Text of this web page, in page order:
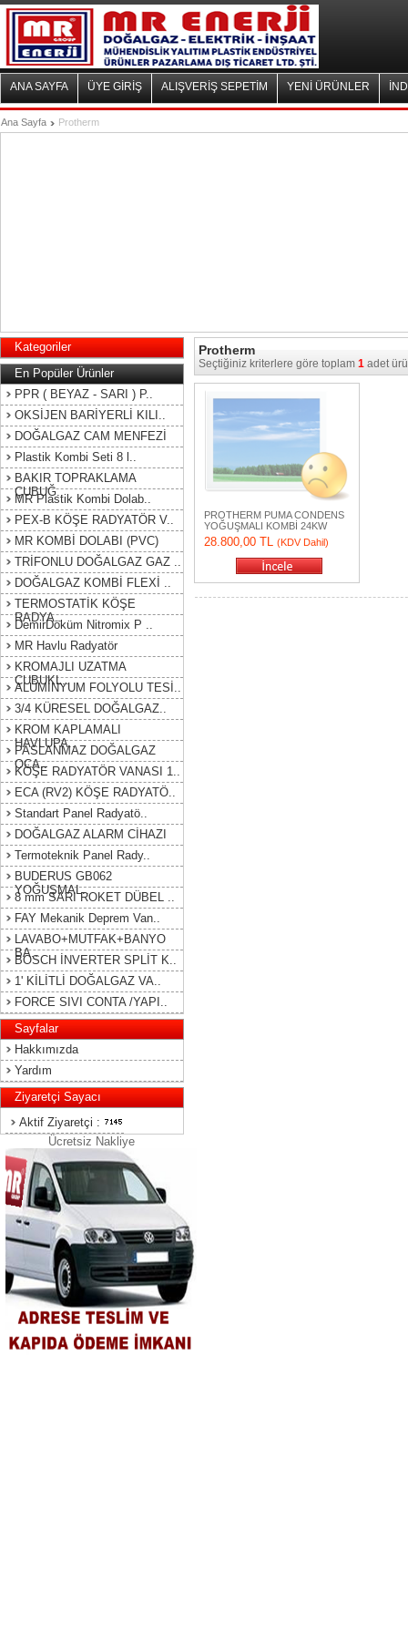
ANA SAYFA ÜYE GİRİŞ ALIŞVERİŞ SEPETİM YENİ ÜRÜNLER
Ana Sayfa Protherm
Kategoriler
En Popüler Ürünler
PPR ( BEYAZ - SARI ) P..
OKSİJEN BARİYERLİ KILI..
DOĞALGAZ CAM MENFEZİ
Plastik Kombi Seti 8 l..
BAKIR TOPRAKLAMA
ÇUBUĞ..
MR Plastik Kombi Dolab..
PEX-B KÖŞE RADYATÖR V..
MR KOMBİ DOLABI (PVC)
TRİFONLU DOĞALGAZ GAZ ..
DOĞALGAZ KOMBİ FLEXİ ..
TERMOSTATİK KÖŞE
RADYA..
DemirDöküm Nitromix P ..
MR Havlu Radyatör
KROMAJLI UZATMA
ÇUBUKL..
ALÜMİNYUM FOLYOLU TESİ..
3/4 KÜRESEL DOĞALGAZ..
KROM KAPLAMALI
HAVLUPA..
PASLANMAZ DOĞALGAZ
OCA..
KÖŞE RADYATÖR VANASI 1..
ECA (RV2) KÖŞE RADYATÖ..
Standart Panel Radyatö..
DOĞALGAZ ALARM CİHAZI
Termoteknik Panel Rady..
BUDERUS GB062
YOĞUŞMAL..
8 mm SARI ROKET DÜBEL ..
FAY Mekanik Deprem Van..
LAVABO+MUTFAK+BANYO
BA..
BOSCH İNVERTER SPLİT K..
1' KİLİTLİ DOĞALGAZ VA..
FORCE SIVI CONTA /YAPI..
Sayfalar
Hakkımızda
Yardım
Ziyaretçi Sayacı
Aktif Ziyaretçi :
Ücretsiz Nakliye
Protherm
Seçtiğiniz kriterlere göre toplam 1 adet
PROTHERM PUMA CONDENS
YOĞUŞMALI KOMBİ 24KW
28.800,00 TL (KDV Dahil)